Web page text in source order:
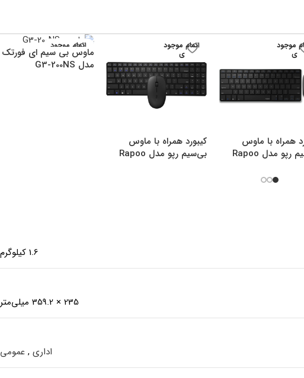
موجود
ی
همراه با ماوس
بی‌سیم رپو مدل Rapoo
اتمام موجود
ی
کیبورد همراه با ماوس
بی‌سیم رپو مدل Rapoo
اتمام موجود
ی
ماوس بی سیم ای فورتک
مدل G3-200NS
1.6 کیلوگرم
235 × 359.2 میلی‌متر
اداری , عمومی